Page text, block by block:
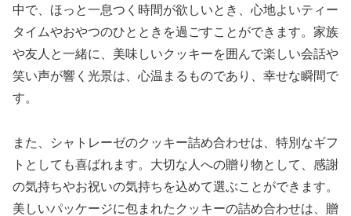
中で、ほっと一息つく時間が欲しいとき、心地よいティー
タイムやおやつのひとときを過ごすことができます。家族
や友人と一緒に、美味しいクッキーを囲んで楽しい会話や
笑い声が響く光景は、心温まるものであり、幸せな瞬間で
す。
また、シャトレーゼのクッキー詰め合わせは、特別なギフ
トとしても喜ばれます。大切な人への贈り物として、感謝
の気持ちやお祝いの気持ちを込めて選ぶことができます。
美しいパッケージに包まれたクッキーの詰め合わせは、贈